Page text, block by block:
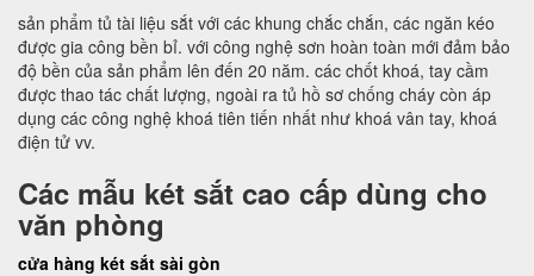
sản phẩm tủ tài liệu sắt với các khung chắc chắn, các ngăn kéo
được gia công bền bỉ. với công nghệ sơn hoàn toàn mới đảm bảo
độ bền của sản phẩm lên đến 20 năm. các chốt khoá, tay cầm
được thao tác chất lượng, ngoài ra tủ hồ sơ chống cháy còn áp
dụng các công nghệ khoá tiên tiến nhất như khoá vân tay, khoá
điện tử vv.
Các mẫu két sắt cao cấp dùng cho
văn phòng
cửa hàng két sắt sài gòn